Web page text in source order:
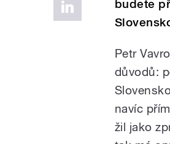
budete
Petr
důvodů:
navíc
žil jako